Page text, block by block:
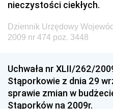
Dziennik Urzędowy
Dziennik Urzędowy
Dziennik Urzędowy
Regionalnej
Dziennik Urzędowy
nieczystości ciekłych.
Dziennik Urzędowy
2009 nr 474 poz. 3448
Uchwała nr XLII/262/
Stąporkowie z dnia 29
sprawie zmian w
Stąporków na 2009r.